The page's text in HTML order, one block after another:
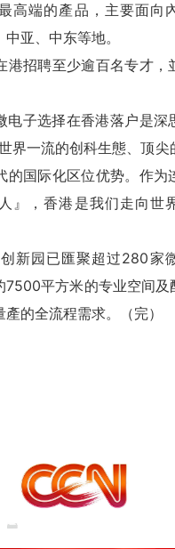
高端的產品，主要面向
亚、中东等地。
港招聘至少逾百名专才，
子选择在香港落户是深
界一流的创科生態、顶尖
的国际化区位优势。作为
』，香港是我们走向世
园已匯聚超过280家
7500平方米的专业空间及
的全流程需求。（完）